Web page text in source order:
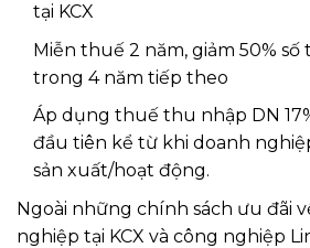
tại KCX
Miễn thuế 2 năm, giảm 50%
trong 4 năm tiếp theo
Áp dụng thuế thu nhập DN
đầu tiên kể từ khi doanh
sản xuất/hoạt động.
Ngoài những chính sách ưu đãi
nghiệp tại KCX và công nghiệp